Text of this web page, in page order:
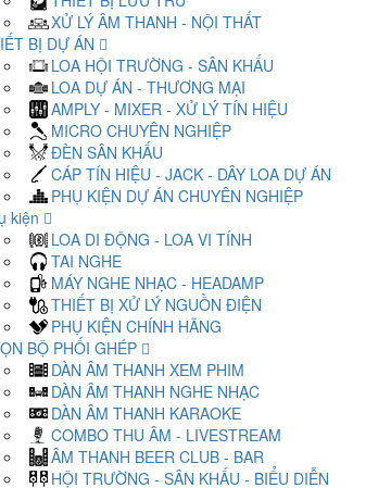
XỬ LÝ ÂM THANH - NỘI THẤT
BỊ DỰ ÁN
LOA HỘI TRƯỜNG - SÂN KHẤU
LOA DỰ ÁN - THƯƠNG MẠI
AMPLY - MIXER - XỬ LÝ TÍN HIỆU
MICRO CHUYÊN NGHIỆP
ĐÈN SÂN KHẤU
CÁP TÍN HIỆU - JACK - DÂY LOA DỰ ÁN
PHỤ KIỆN DỰ ÁN CHUYÊN NGHIỆP
kiện
LOA DI ĐỘNG - LOA VI TÍNH
TAI NGHE
MÁY NGHE NHẠC - HEADAMP
THIẾT BỊ XỬ LÝ NGUỒN ĐIỆN
PHỤ KIỆN CHÍNH HÃNG
BỘ PHỐI GHÉP
DÀN ÂM THANH XEM PHIM
DÀN ÂM THANH NGHE NHẠC
DÀN ÂM THANH KARAOKE
COMBO THU ÂM - LIVESTREAM
ÂM THANH BEER CLUB - BAR
HỘI TRƯỜNG - SÂN KHẤU - BIỂU DIỄN